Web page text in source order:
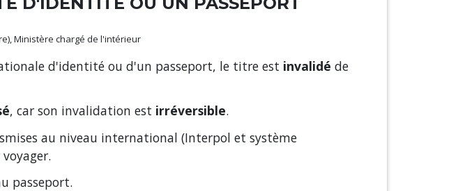
Ministère chargé de l'intérieur
d'identité ou d'un passeport, le titre est invalidé de
, car son invalidation est irréversible.
au niveau international (Interpol et système
passeport.